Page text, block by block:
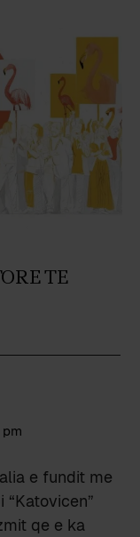
TE
e fundit me
qe e ka